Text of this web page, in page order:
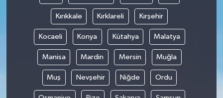
Kırıkkale Kırklareli Kırşehir
Kocaeli Konya Kütahya Malatya
Manisa Mardin Mersin Muğla
Muş Nevşehir Niğde Ordu